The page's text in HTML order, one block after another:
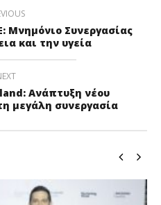
Μνημόνιο Συνεργασίας
και την υγεία
Ανάπτυξη νέου
μεγάλη συνεργασία